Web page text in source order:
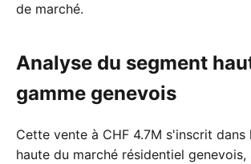
de marché.
Analyse du segment
gamme genevois
Cette vente à CHF 4.7M s'inscrit
haute du marché résidentiel genevois,